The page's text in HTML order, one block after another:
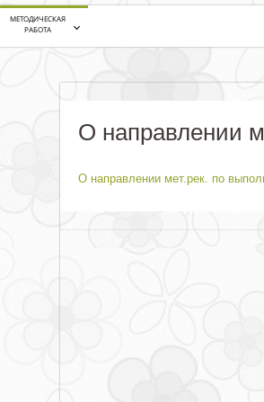
МЕТОДИЧЕСКАЯ
РАБОТА
О направлении
О направлении мет.рек. по